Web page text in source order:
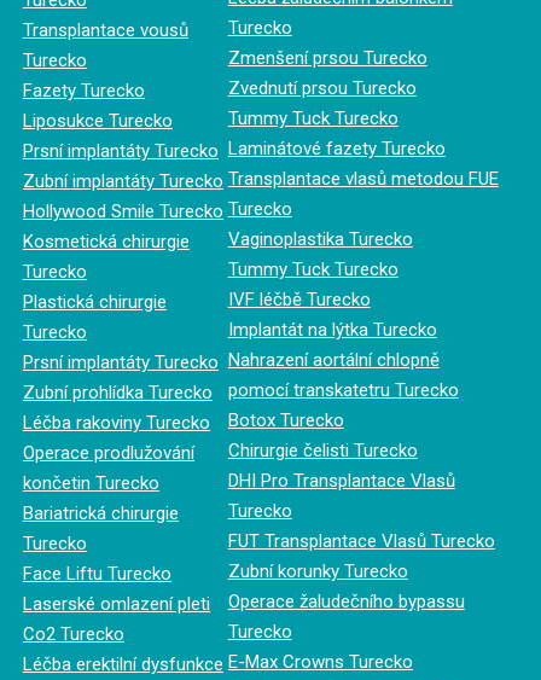
Transplantace vousů
Turecko
Fazety Turecko
Liposukce Turecko
Prsní implantáty Turecko
Zubní implantáty Turecko
Hollywood Smile Turecko
Kosmetická chirurgie
Turecko
Plastická chirurgie
Turecko
Prsní implantáty Turecko
Zubní prohlídka Turecko
Léčba rakoviny Turecko
Operace prodlužování
končetin Turecko
Bariatrická chirurgie
Turecko
Face Liftu Turecko
Laserské omlazení pleti
Co2 Turecko
Léčba erektilní dysfunkce
Turecko
Zmenšení prsou Turecko
Zvednutí prsou Turecko
Tummy Tuck Turecko
Laminátové fazety Turecko
Transplantace vlasů metodou FUE
Turecko
Vaginoplastika Turecko
Tummy Tuck Turecko
IVF léčbě Turecko
Implantát na lýtka Turecko
Nahrazení aortální chlopně
pomocí transkatetru Turecko
Botox Turecko
Chirurgie čelisti Turecko
DHI Pro Transplantace Vlasů
Turecko
FUT Transplantace Vlasů Turecko
Zubní korunky Turecko
Operace žaludečního bypassu
Turecko
E-Max Crowns Turecko